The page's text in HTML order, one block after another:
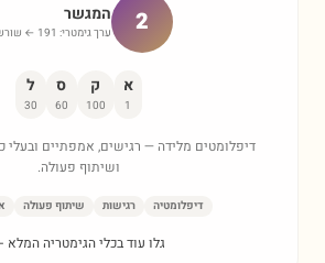
2 המגשר
ערך גימטרי: 191
←
א
1
ק
100
ס
60
ל
30
דיפלומטים מלידה — רגישים, אמפתיים ובעלי
ושיתוף פעולה.
דיפלומטיה רגישות שיתוף פעולה
גלו עוד בכלי הגימטריה המלא